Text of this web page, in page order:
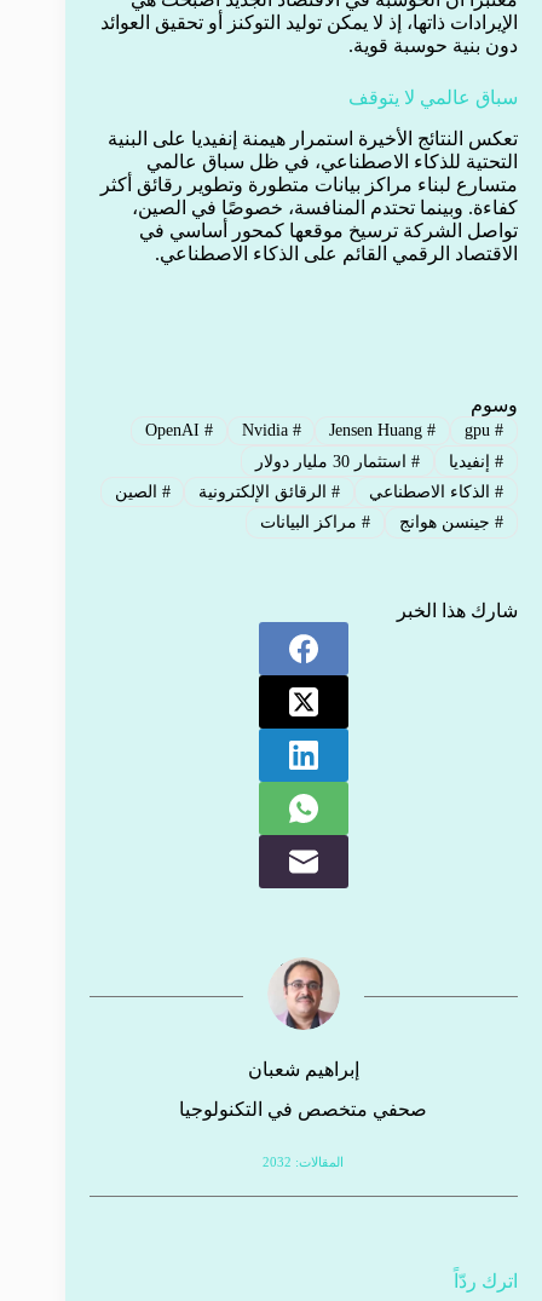
الإيرادات ذاتها، إذ لا يمكن توليد التوكنز أو تحقيق العوائد
دون بنية حوسبة قوية.
سباق عالمي لا يتوقف
تعكس النتائج الأخيرة استمرار هيمنة إنفيديا على البنية
التحتية للذكاء الاصطناعي، في ظل سباق عالمي
متسارع لبناء مراكز بيانات متطورة وتطوير رقائق أكثر
كفاءة. وبينما تحتدم المنافسة، خصوصًا في الصين،
تواصل الشركة ترسيخ موقعها كمحور أساسي في
الاقتصاد الرقمي القائم على الذكاء الاصطناعي.
وسوم
#
gpu
#
Jensen Huang
#
Nvidia
#
#إنفيديا #استثمار 30 مليار دولار
#الذكاء الاصطناعي #الرقائق الإلكترونية # الصين
#جينسن هوانج #مراكز البيانات
شارك هذا الخبر
إبراهيم شعبان
صحفي متخصص في التكنولوجيا
المقالات: 2032
اترك ردّاً